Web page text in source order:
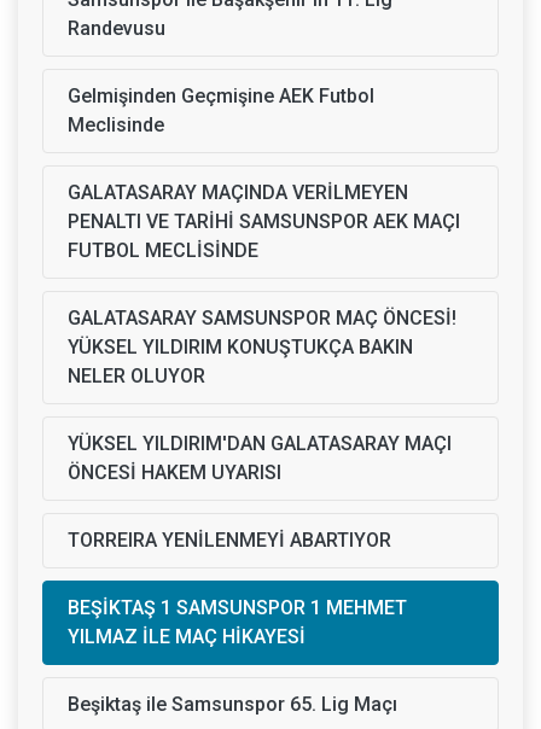
Randevusu
Gelmişinden Geçmişine AEK Futbol
Meclisinde
GALATASARAY MAÇINDA VERİLMEYEN
PENALTI VE TARİHİ SAMSUNSPOR AEK MAÇI
FUTBOL MECLİSİNDE
GALATASARAY SAMSUNSPOR MAÇ ÖNCESİ!
YÜKSEL YILDIRIM KONUŞTUKÇA BAKIN
NELER OLUYOR
YÜKSEL YILDIRIM'DAN GALATASARAY MAÇI
ÖNCESİ HAKEM UYARISI
TORREIRA YENİLENMEYİ ABARTIYOR
BEŞİKTAŞ 1 SAMSUNSPOR 1 MEHMET
YILMAZ İLE MAÇ HİKAYESİ
Beşiktaş ile Samsunspor 65. Lig Maçı